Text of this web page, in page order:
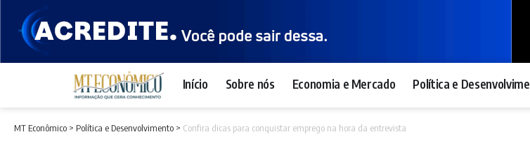
Início Sobre nós Economia e Mercado Política e
MT Econômico > Política e Desenvolvimento > Confira dicas para conquistar emprego na hora da entrevista